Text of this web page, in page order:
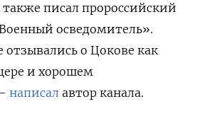
также писал пророссийский
осведомитель».
о Цокове как
и хорошем
написал автор канала.